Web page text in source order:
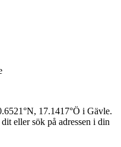
°N, 17.1417°Ö i Gävle.
eller sök på adressen i din